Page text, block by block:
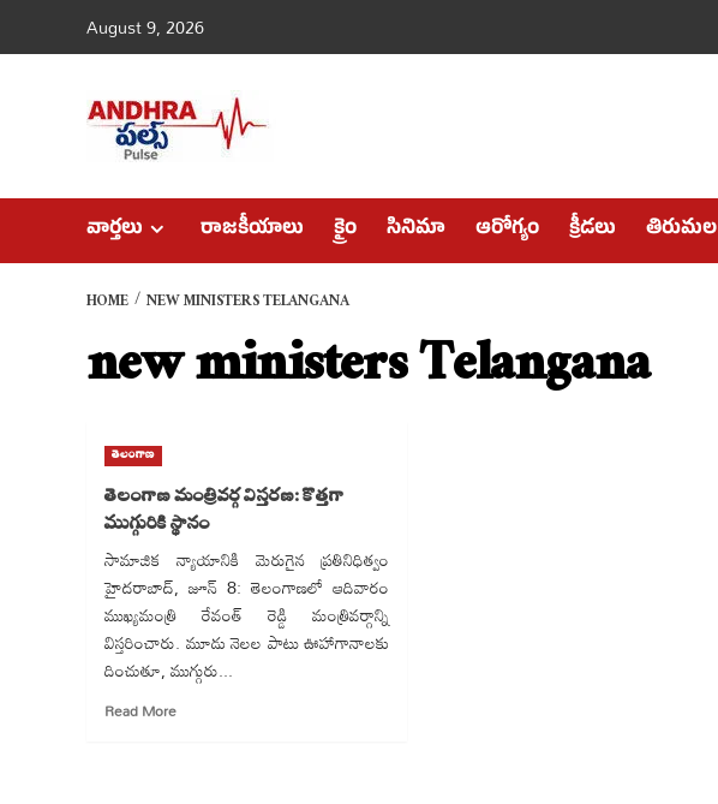
to
August 9, 2026
వార్తలు రాజకీయాలు క్రైం సినిమా ఆరోగ్యం క్రీడలు తిరుమల
HOME NEW MINISTERS TELANGANA
new ministers Telangana
తెలంగాణ
తెలంగాణ మంత్రివర్గ విస్తరణ: కొత్తగా
ముగ్గురికి స్థానం
సామాజిక న్యాయానికి మెరుగైన ప్రతినిధిత్వం
హైదరాబాద్, జూన్ 8: తెలంగాణలో ఆదివారం
ముఖ్యమంత్రి రేవంత్ రెడ్డి మంత్రివర్గాన్ని
విస్తరించారు. మూడు నెలల పాటు ఊహాగానాలకు
దించుతూ, ముగ్గురు...
Read MoreRead